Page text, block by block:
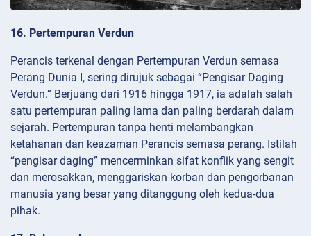
16. Pertempuran Verdun
Perancis terkenal dengan Pertempuran Verdun semasa
Perang Dunia I, sering dirujuk sebagai “Pengisar Daging
Verdun.” Berjuang dari 1916 hingga 1917, ia adalah salah
satu pertempuran paling lama dan paling berdarah dalam
sejarah. Pertempuran tanpa henti melambangkan
ketahanan dan keazaman Perancis semasa perang. Istilah
“pengisar daging” mencerminkan sifat konflik yang sengit
dan merosakkan, menggariskan korban dan pengorbanan
manusia yang besar yang ditanggung oleh kedua-dua
pihak.